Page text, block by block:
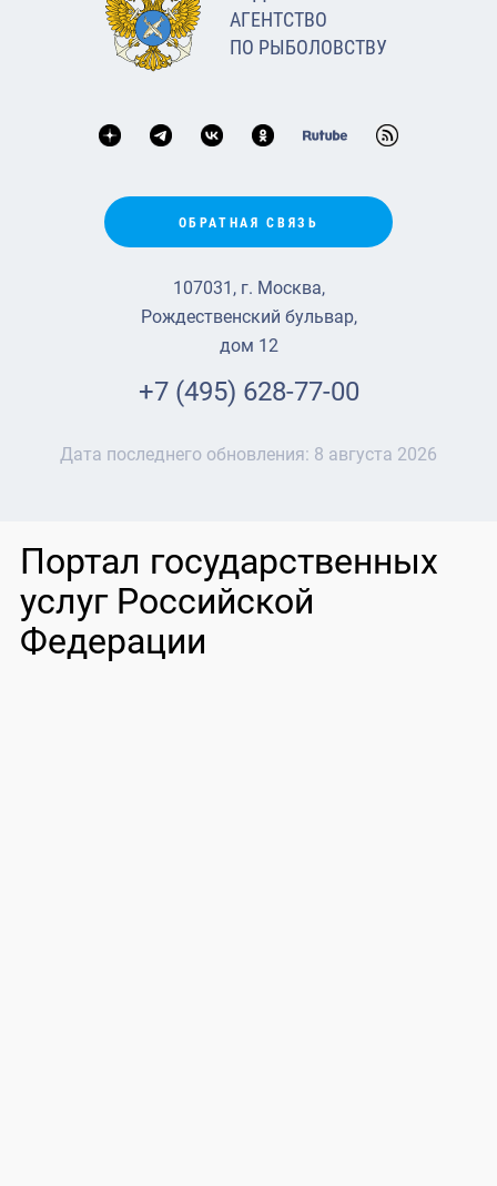
АГЕНТСТВО
ПО РЫБОЛОВСТВУ
ОБРАТНАЯ СВЯЗЬ
107031, г. Москва,
Рождественский бульвар,
дом 12
+7 (495) 628-77-00
Дата последнего обновления: 8 августа 2026
Портал государственных
услуг Российской
Федерации